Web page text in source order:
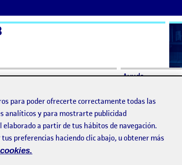
Ayuda
para poder ofrecerte correctamente todas las
analíticos y para mostrarte publicidad
elaborado a partir de tus hábitos de navegación.
preferencias haciendo clic abajo, u obtener más